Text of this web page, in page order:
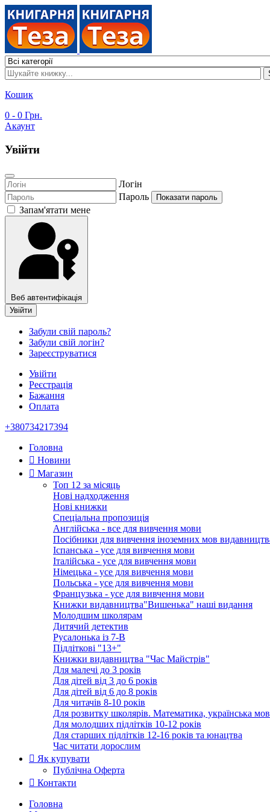
Кошик
0 - 0 Грн.
Акаунт
Увійти
Логін
Пароль
Показати пароль
Запам'ятати мене
Веб автентифікація
Увійти
Забули свій пароль?
Забули свій логін?
Зареєструватися
Увійти
Реєстрація
Бажання
Оплата
+380734217394
Головна
Новини
Магазин
Топ 12 за місяць
Нові надходження
Нові книжки
Спеціальна пропозиція
Англійська - все для вивчення мови
Посібники для вивчення іноземних мов
Іспанська - усе для вивчення мови
Італійська - усе для вивчення мови
Німецька - усе для вивчення мови
Польська - усе для вивчення мови
Французька - усе для вивчення мови
Книжки видавництва"Вишенька" наші видання
Молодшим школярам
Дитячий детектив
Русалонька із 7-В
Підліткові "13+"
Книжки видавництва "Час Майстрів"
Для малечі до 3 років
Для дітей від 3 до 6 років
Для дітей від 6 до 8 років
Для читачів 8-10 років
Для розвитку школярів. Математика, українська
Для молодших підлітків 10-12 років
Для старших підлітків 12-16 років та юнацтва
Час читати дорослим
Як купувати
Публічна Оферта
Контакти
Головна